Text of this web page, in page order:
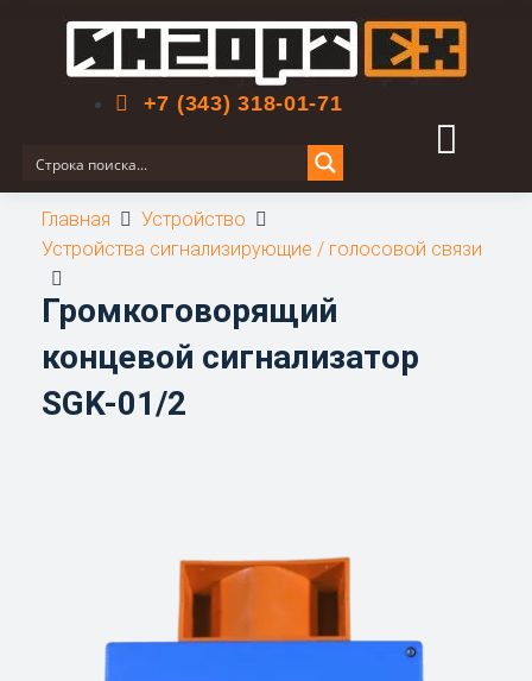
+7 (343) 318-01-71
Главная
Устройство
Устройства сигнализирующие / голосовой связи
Громкоговорящий
концевой сигнализатор
SGK-01/2
Поиск по сайту